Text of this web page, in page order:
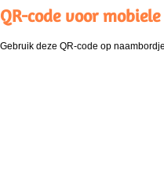
QR-code voor
Gebruik deze QR-code op